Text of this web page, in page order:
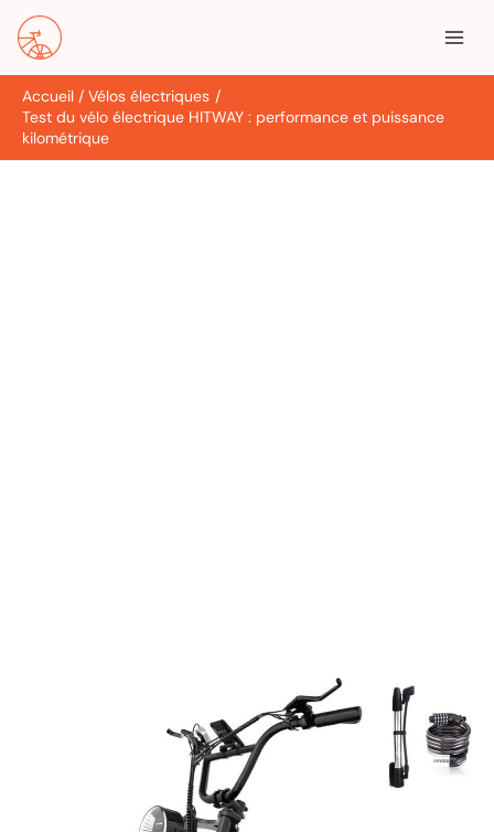
Aller
contenu
Accueil
Vélos électriques
Test du vélo électrique HITWAY : performance et puissance
kilométrique
R
e
c
h
e